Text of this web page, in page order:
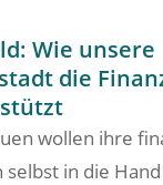
Wie unsere
die
wollen ihre
in die